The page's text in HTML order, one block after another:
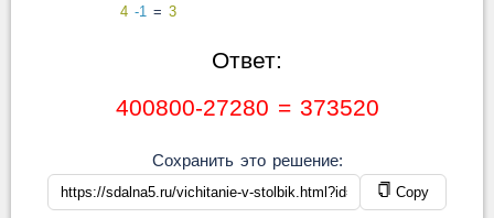
4 -1 = 3
Ответ:
400800-27280 = 373520
Сохранить это решение:
Copy